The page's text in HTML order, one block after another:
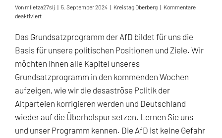
Von mlietza27slj | 5. September 2024 | Kreistag Oberberg | Kommentare
deaktiviertfür
AfD
Teil
Das Grundsatzprogramm der AfD bildet für uns die
Basis für unsere politischen Positionen und Ziele. Wir
möchten Ihnen alle Kapitel unseres
Grundsatzprogramm in den kommenden Wochen
aufzeigen, wie wir die desaströse Politik der
Altparteien korrigieren werden und Deutschland
wieder auf die Überholspur setzen. Lernen Sie uns
und unser Programm kennen. Die AfD ist keine Gefahr